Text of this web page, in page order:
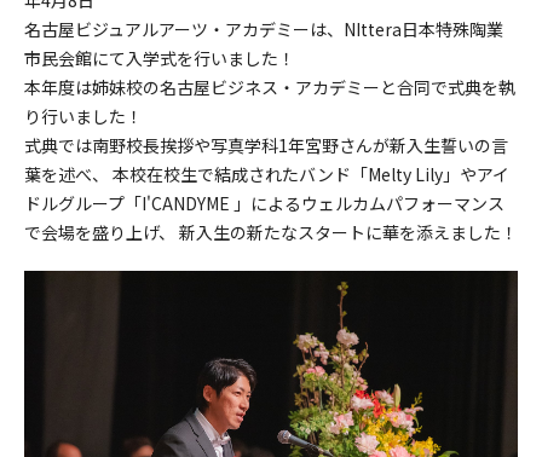
名古屋ビジュアルアーツ・アカデミーは、NIttera日本特殊陶業
市民会館にて入学式を行いました！
本年度は姉妹校の名古屋ビジネス・アカデミーと合同で式典を執
り行いました！
式典では南野校長挨拶や写真学科1年宮野さんが新入生誓いの言
葉を述べ、 本校在校生で結成されたバンド「Melty Lily」やアイ
ドルグループ「I'CANDYME 」によるウェルカムパフォーマンス
で会場を盛り上げ、 新入生の新たなスタートに華を添えました！